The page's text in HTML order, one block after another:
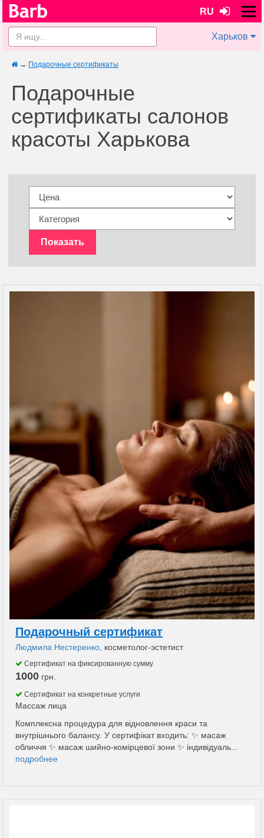
RU
Харьков
→ Подарочные сертификаты
Подарочные
сертификаты салонов
красоты Харькова
Показать
Подарочный сертификат
Людмила Нестеренко , косметолог-эстетист
Сертификат на фиксированную сумму
1000 грн.
Сертификат на конкретные услуги
Массаж лица
Комплексна процедура для відновлення краси та
внутрішнього балансу. У сертифікат входить: ✨ масаж
обличчя ✨ масаж шийно-комірцевої зони ✨ індивідуаль...
подробнее